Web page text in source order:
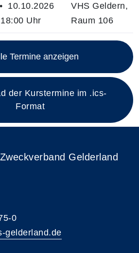
28 Termine zum diesen Kurs
10.10.2026
Uhr
VHS Geldern,
Raum 106
Termine anzeigen
der Kurstermine im .ics-
Format
Gelderland
0
gelderland.de